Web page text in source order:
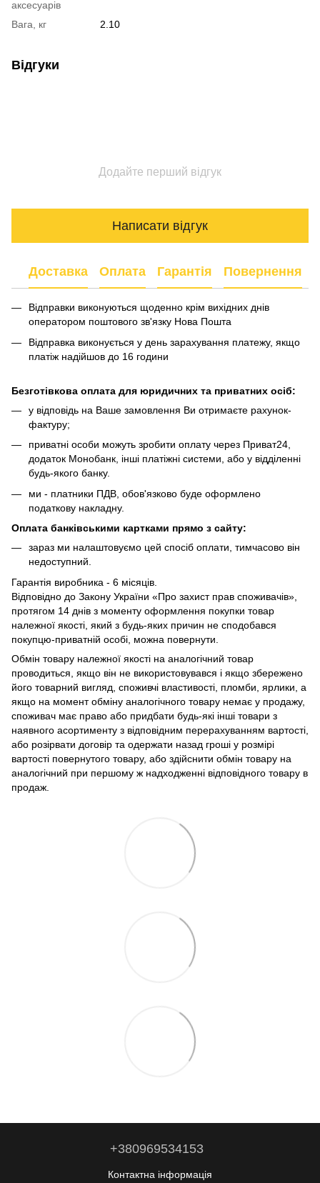
аксесуарів
Вага, кг 2.10
Відгуки
Додайте перший відгук
Написати відгук
Доставка Оплата Гарантія Повернення
Відправки виконуються щоденно крім вихідних днів
оператором поштового зв'язку Нова Пошта
Відправка виконується у день зарахування платежу, якщо
платіж надійшов до 16 години
Безготівкова оплата для юридичних та приватних осіб:
у відповідь на Ваше замовлення Ви отримаєте рахунок-
фактуру;
приватні особи можуть зробити оплату через Приват24,
додаток Монобанк, інші платіжні системи, або у відділенні
будь-якого банку.
ми - платники ПДВ, обов'язково буде оформлено
податкову накладну.
Оплата банківськими картками прямо з сайту:
зараз ми налаштовуємо цей спосіб оплати, тимчасово він
недоступний.
Гарантія виробника - 6 місяців.
Відповідно до Закону України «Про захист прав споживачів»,
протягом 14 днів з моменту оформлення покупки товар
належної якості, який з будь-яких причин не сподобався
покупцю-приватній особі, можна повернути.
Обмін товару належної якості на аналогічний товар
проводиться, якщо він не використовувався і якщо збережено
його товарний вигляд, споживчі властивості, пломби, ярлики, а
якщо на момент обміну аналогічного товару немає у продажу,
споживач має право або придбати будь-які інші товари з
наявного асортименту з відповідним перерахуванням вартості,
або розірвати договір та одержати назад гроші у розмірі
вартості повернутого товару, або здійснити обмін товару на
аналогічний при першому ж надходженні відповідного товару в
продаж.
+380969534153
Контактна інформація